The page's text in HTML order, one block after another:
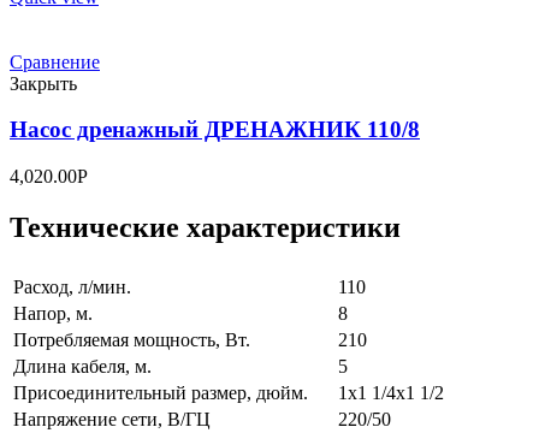
Сравнение
Закрыть
Насос дренажный ДРЕНАЖНИК 110/8
4,020.00Р
Технические характеристики
Pасход, л/мин.
110
Hапор, м.
8
Потребляемая мощность, Вт.
210
Длина кабеля, м.
5
Присоединительный размер, дюйм.
1х1 1/4х1 1/2
Напряжение сети, В/ГЦ
220/50